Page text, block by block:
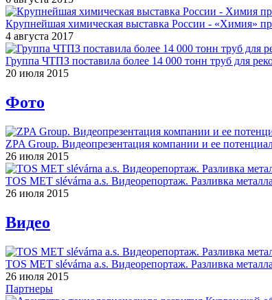
Крупнейшая химическая выставка России - «Химия»
4 августа 2017
Группа ЧТПЗ поставила более 14 000 тонн труб для
20 июля 2015
Фото
ZPA Group. Видеопрезентация компании и ее
26 июля 2015
TOS MET slévárna a.s. Видеорепортаж. Разливка
26 июля 2015
Видео
TOS MET slévárna a.s. Видеорепортаж. Разливка
26 июля 2015
Партнеры